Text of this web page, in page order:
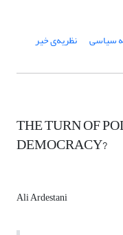
سیاسی نظریه‌ی خیر
THE TURN OF
DEMOCRACY?
Ali Ardestani